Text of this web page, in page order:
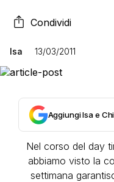
Condividi
Isa 13/03/2011
Aggiungi Isa e
Nel corso del day
abbiamo visto la
settimana